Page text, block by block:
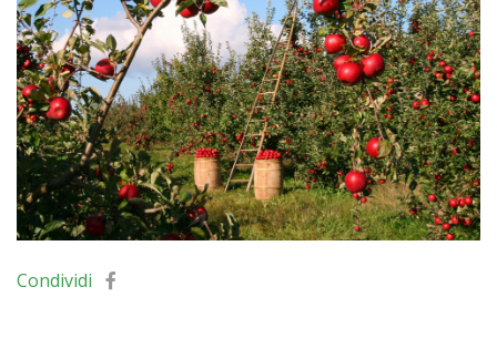
Condividi